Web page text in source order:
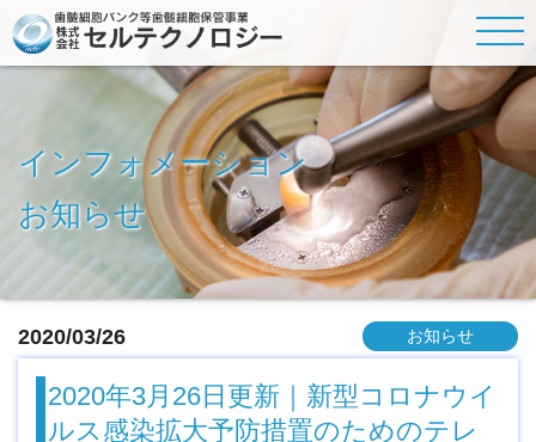
インフォメーション
お知らせ
2020/03/26 お知らせ
2020年3月26日更新｜新型コロナウイ
ルス感染拡大予防措置のためのテレ